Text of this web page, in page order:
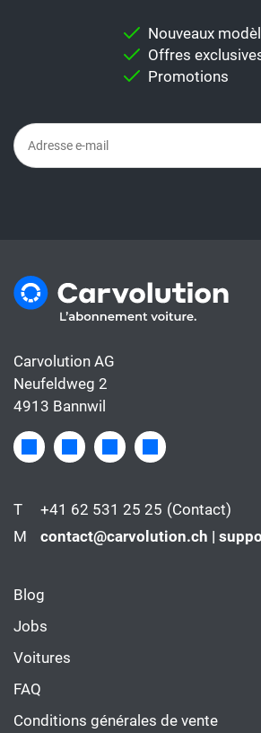
comparaison individuelle.
Important:Ne comparez jamais
abonnement automobile. En
l'abonnement comprend déjà
de la voiture, alors que le taux
Nouveaux
Offres
Promotions
Carvolution AG
Neufeldweg 2
4913 Bannwil
T +41 62 531 25 25 (Contact)
M
contact@carvolution.ch |
Blog
Jobs
Voitures
FAQ
Conditions générales de vente